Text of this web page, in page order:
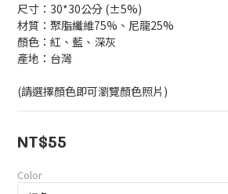
尺寸：30*30公分 (±5%)
材質：聚脂纖維75%、尼龍25%
顏色：紅、藍、深灰
產地：台灣
(請選擇顏色即可瀏覽顏色照片)
NT$55
Color